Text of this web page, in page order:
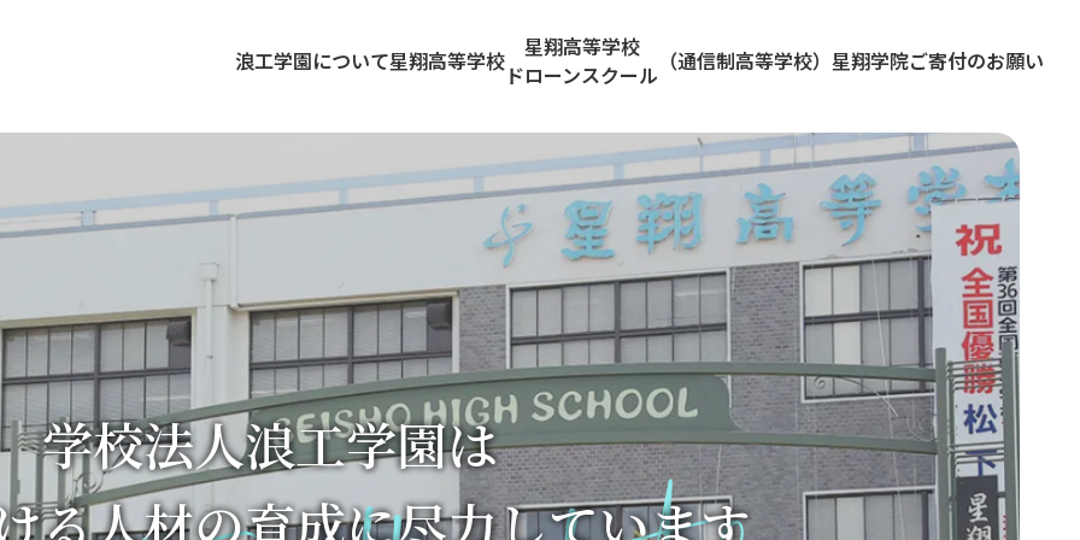
浪工学園について星翔高等学校
星翔高等学校
ドローンスクール （通信制高等学校）星翔学院ご寄付のお願い
学校法人浪工学園は
る人材の育成に尽力しています